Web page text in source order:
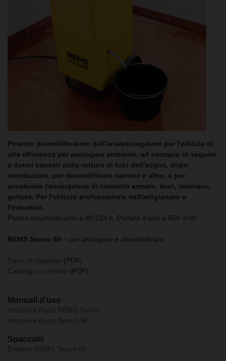
Potente deumidificatore dell'aria/asciugatore per l'edilizia di
alta efficienza per asciugare ambienti, ad esempio in seguito
a danni causati dalla rottura di tubi dell'acqua, dopo
inondazioni, per deumidificare cantine e altro, e per
accelerare l'asciugatura di cemento armato, muri, intonaco,
gettate. Per l'utilizzo professionale nell'artigianato e
l'industria.
Potere deumidificante ≤ 80 l/24 h, Portata d'aria ≤ 850 m³/h
REMS Secco 80 – per asciugare e deumidificare
Parte di catalogo (PDF)
Catalogo completo (PDF)
Manuali d'uso
Istruzioni d'uso REMS Secco
Istruzioni d'uso Detect W
Spaccato
Esploso REMS Secco 80